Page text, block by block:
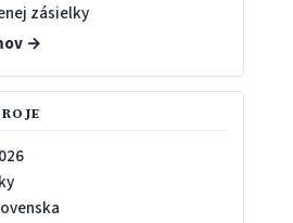
zásielky
→